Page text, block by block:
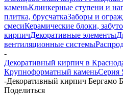
каменьКлинкерные ступени и
плитка, брусчаткаЗаборы и
смесиКерамические блоки,
кирпичДекоративные элементы
вентиляционные системы
-
Декоративный кирпич в
Крупноформатный каменьСерия
-Декоративный кирпич Бергамо
Поделиться